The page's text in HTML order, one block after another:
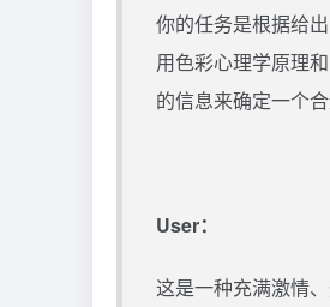
你的任务是根据给
用色彩心理学原理
的信息来确定一个
User：
这是一种充满激情